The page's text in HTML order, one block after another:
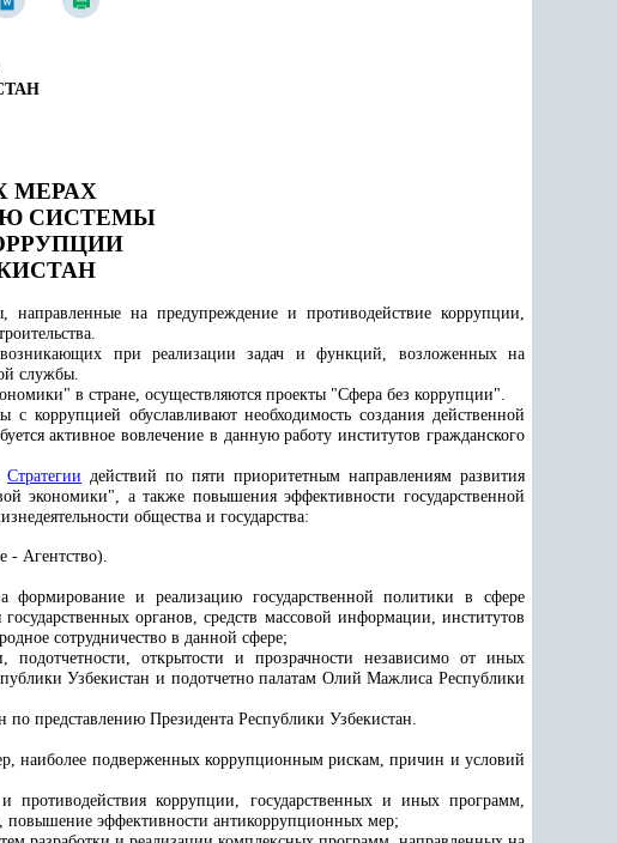
МЕРАХ
СИСТЕМЫ
на предупреждение и противодействие коррупции,
при реализации задач и функций, возложенных на
службы.
в стране, осуществляются проекты "Сфера без коррупции".
коррупцией обуславливают необходимость создания действенной
активное вовлечение в данную работу институтов гражданского
Стратегии действий по пяти приоритетным направлениям развития
экономики", а также повышения эффективности государственной
общества и государства:
- Агентство).
формирование и реализацию государственной политики в сфере
органов, средств массовой информации, институтов
сотрудничество в данной сфере;
подотчетности, открытости и прозрачности независимо от иных
Узбекистан и подотчетно палатам Олий Мажлиса Республики
представлению Президента Республики Узбекистан.
наиболее подверженных коррупционным рискам, причин и условий
противодействия коррупции, государственных и иных программ,
эффективности антикоррупционных мер;